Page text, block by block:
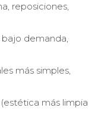
reposiciones,
demanda,
más simples,
(estética más limpia